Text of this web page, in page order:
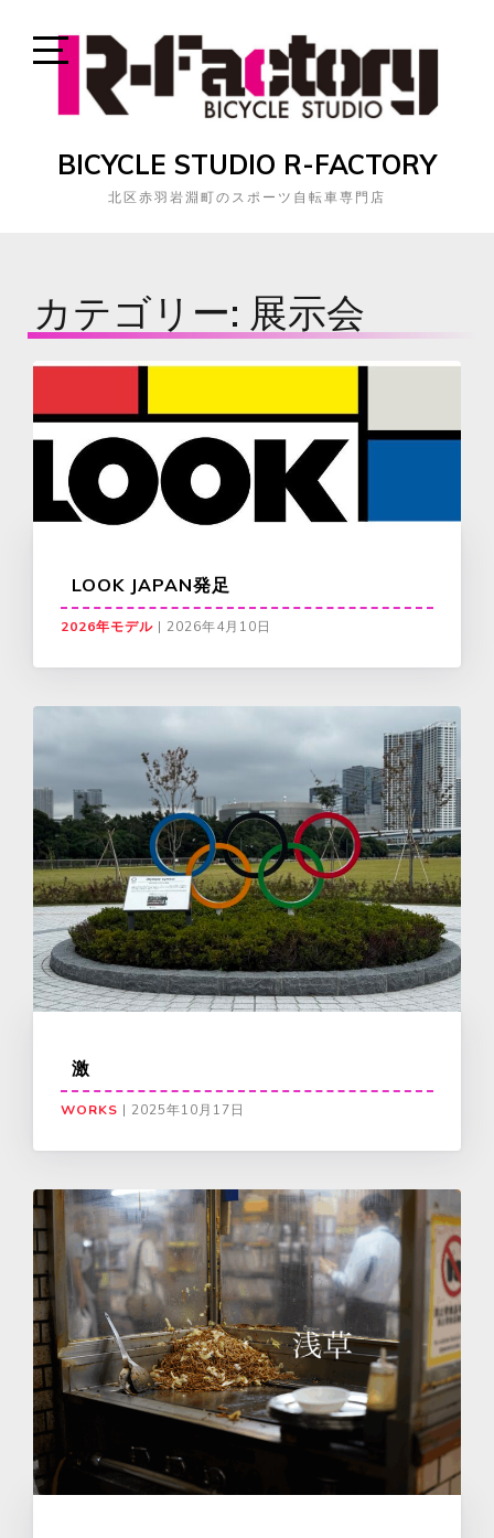
Open
Sidebar
BICYCLE STUDIO R-FACTORY
北区赤羽岩淵町のスポーツ自転車専門店
カテゴリー: 展示会
LOOK JAPAN発足
2026年モデル | 2026年4月10日
激
WORKS | 2025年10月17日